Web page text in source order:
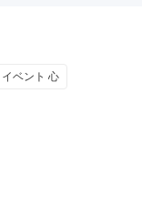
ベント 心